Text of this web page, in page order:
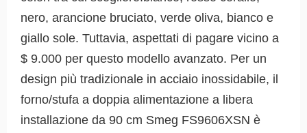
nero, arancione bruciato, verde oliva, bianco e
giallo sole. Tuttavia, aspettati di pagare vicino a
$ 9.000 per questo modello avanzato. Per un
design più tradizionale in acciaio inossidabile, il
forno/stufa a doppia alimentazione a libera
installazione da 90 cm Smeg FS9606XSN è